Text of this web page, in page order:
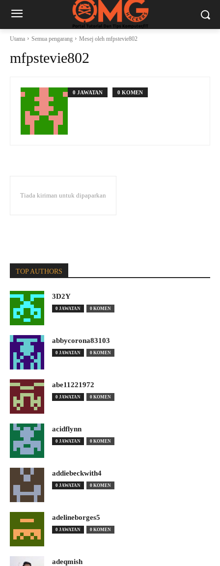
Utama Semua pengarang Mesej oleh mfpstevie802
mfpstevie802
0 JAWATAN 0 KOMEN
Tiada kiriman untuk dipaparkan
TOP AUTHORS
3D2Y
0 JAWATAN 0 KOMEN
abbycorona83103
0 JAWATAN 0 KOMEN
abe11221972
0 JAWATAN 0 KOMEN
acidflynn
0 JAWATAN 0 KOMEN
addiebeckwith4
0 JAWATAN 0 KOMEN
adelineborges5
0 JAWATAN 0 KOMEN
adeqmish